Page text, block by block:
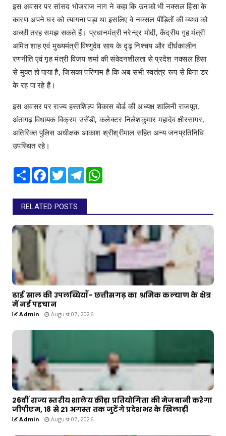
इस अवसर पर सांसद भोजराज नाग ने कहा कि उनको भी नक्सल हिंसा के
कारण अपने घर को त्यागना पड़ा था इसलिए वे नक्सल पीड़ितों की व्यथा को
अच्छी तरह समझ सकते हैं। प्रधानमंत्री नरेन्द्र मोदी, केंद्रीय गृह मंत्री
अमित शाह एवं मुख्यमंत्री विष्णुदेव साय के दृढ़ निश्चय और दीर्घकालीन
रणनीति एवं गृह मंत्री विजय शर्मा की संवेदनशीलता से प्रदेश नक्सल हिंसा
से मुक्त हो पाया है, जिसका परिणाम है कि अब सभी स्वतंत्र रूप से बिना डर
के रह पा रहे हैं।
इस अवसर पर राज्य हस्तशिल्प विकास बोर्ड की अध्यक्ष शालिनी राजपूत,
अंतागढ़ विधायक विक्रम उसेंडी, कलेक्टर निलेशकुमार महादेव क्षीरसागर,
अतिरिक्त पुलिस अधीक्षक आकाश श्रीश्रीमाल सहित अन्य जनप्रतिनिधि
उपस्थित रहे।
Share Facebook
TwitterTelegram
RELATED POSTS
ढाई साल की उपलब्धियाँ- छत्तीसगढ़ का श्रमिक कल्याण के क्षेत्र
में नई पहचान
Admin August 07, 2026
26वीं राज्य स्तरीय शालेय क्रीड़ा प्रतियोगिता की मेजबानी करेगा
जीपीएम, 18 से 21 अगस्त तक जुटेंगे प्रदेशभर के खिलाड़ी
Admin August 07, 2026